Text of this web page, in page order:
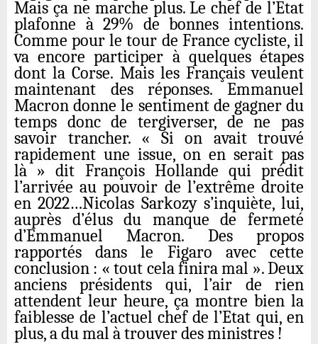
Mais ça ne marche plus. Le chef de l’Etat
plafonne à 29% de bonnes intentions.
Comme pour le tour de France cycliste, il
va encore participer à quelques étapes
dont la Corse. Mais les Français veulent
maintenant des réponses. Emmanuel
Macron donne le sentiment de gagner du
temps donc de tergiverser, de ne pas
savoir trancher. « Si on avait trouvé
rapidement une issue, on en serait pas
là » dit François Hollande qui prédit
l’arrivée au pouvoir de l’extrême droite
en 2022…Nicolas Sarkozy s’inquiète, lui,
auprès d’élus du manque de fermeté
d’Emmanuel Macron. Des propos
rapportés dans le Figaro avec cette
conclusion : « tout cela finira mal ». Deux
anciens présidents qui, l’air de rien
attendent leur heure, ça montre bien la
faiblesse de l’actuel chef de l’Etat qui, en
plus, a du mal à trouver des ministres !